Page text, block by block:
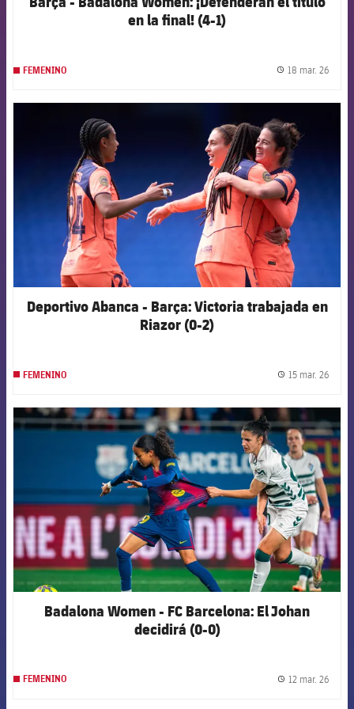
en la final! (4-1)
FEMENINO 18 mar. 26
Deportivo Abanca - Barça: Victoria trabajada en
Riazor (0-2)
FEMENINO 15 mar. 26
FCB Barcelona badge
Badalona Women - FC Barcelona: El Johan
decidirá (0-0)
FEMENINO 12 mar. 26